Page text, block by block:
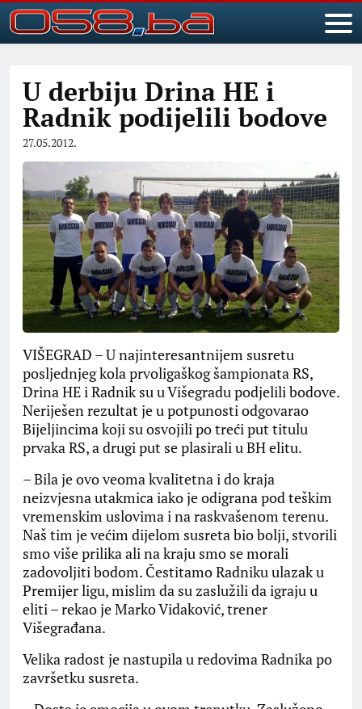
U derbiju Drina HE i
Radnik podijelili bodove
27.05.2012.
VIŠEGRAD – U najinteresantnijem susretu
posljednjeg kola prvoligaškog šampionata RS,
Drina HE i Radnik su u Višegradu podjelili bodove.
Neriješen rezultat je u potpunosti odgovarao
Bijeljincima koji su osvojili po treći put titulu
prvaka RS, a drugi put se plasirali u BH elitu.
– Bila je ovo veoma kvalitetna i do kraja
neizvjesna utakmica iako je odigrana pod teškim
vremenskim uslovima i na raskvašenom terenu.
Naš tim je većim dijelom susreta bio bolji, stvorili
smo više prilika ali na kraju smo se morali
zadovoljiti bodom. Čestitamo Radniku ulazak u
Premijer ligu, mislim da su zaslužili da igraju u
eliti – rekao je Marko Vidaković, trener
Višegrađana.
Velika radost je nastupila u redovima Radnika po
završetku susreta.